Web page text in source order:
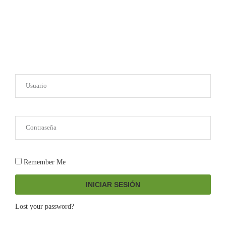
Remember Me
INICIAR SESIÓN
Lost your password?